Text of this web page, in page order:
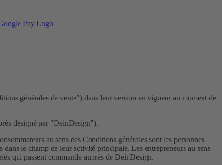
générales de vente") dans leur version en vigueur au moment de
désigné par "DeinDesign").
au sens des Conditions générales sont les personnes
dans le champ de leur activité principale. Les entrepreneurs au sens
qui passent commande auprès de DeinDesign.